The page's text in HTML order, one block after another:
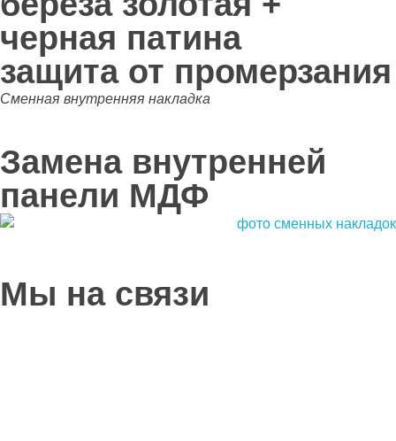
черная патина
защита от промерзания
Сменная внутренняя накладка
Замена внутренней
панели МДФ
Мы на связи